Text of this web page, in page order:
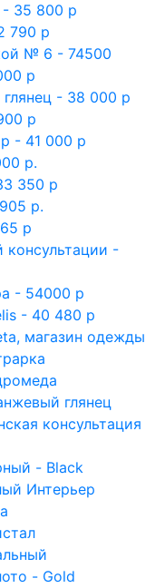
35 800 р
790 р
№ 6 - 74500
р
- 38 000 р
р
- 41 000 р
р.
350 р
р.
р
консультации -
- 54000 р
- 40 480 р
магазин одежды
глянец
консультация
- Black
Интерьер
- Gold